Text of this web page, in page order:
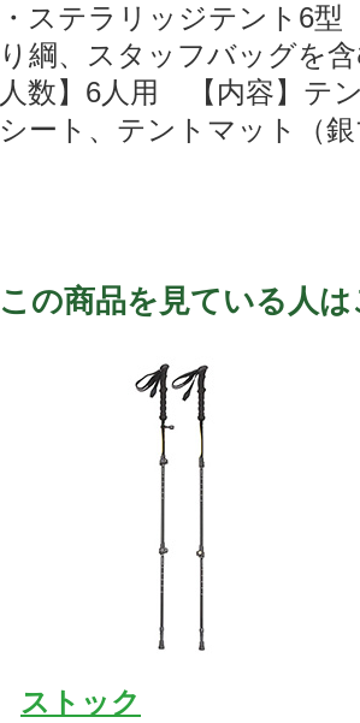
・ステラリッジテント6
り綱、スタッフバッグを
人数】6人用 【内容】テ
シート、テントマット（
この商品を見ている人
ストック